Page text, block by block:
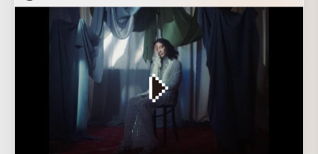
いただければ幸いです。